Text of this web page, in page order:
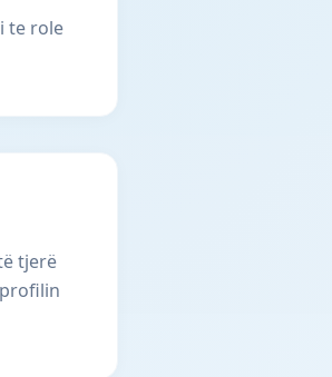
te role
tjerë